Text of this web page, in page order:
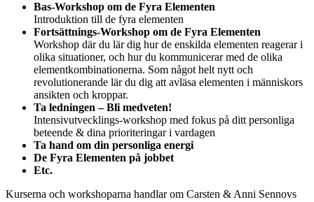
Bas-Workshop om de Fyra Elementen
Introduktion till de fyra elementen
Fortsättnings-Workshop om de Fyra Elementen
Workshop där du lär dig hur de enskilda elementen reagerar i
olika situationer, och hur du kommunicerar med de olika
elementkombinationerna. Som något helt nytt och
revolutionerande lär du dig att avläsa elementen i människors
ansikten och kroppar.
Ta ledningen – Bli medveten!
Intensivutvecklings-workshop med fokus på ditt personliga
beteende & dina prioriteringar i vardagen
Ta hand om din personliga energi
De Fyra Elementen på jobbet
Etc.
Kurserna och workshoparna handlar om Carsten & Anni Sennovs